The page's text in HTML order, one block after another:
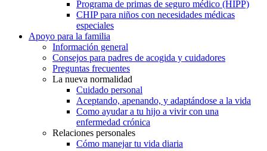
Programa de primas de seguro médico (HIPP)
CHIP para niños con necesidades médicas
especiales
Apoyo para la familia
Información general
Consejos para padres de acogida y cuidadores
Preguntas frecuentes
La nueva normalidad
Cuidado personal
Aceptando, apenando, y adaptándose a la vida
Como ayudar a tu hijo a vivir con una
enfermedad crónica
Relaciones personales
Cómo manejar tu vida diaria